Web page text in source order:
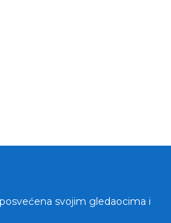
svojim gledaocima i